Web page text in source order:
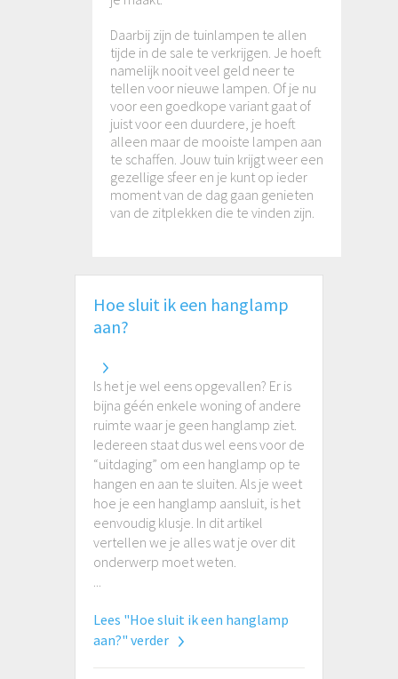
Daarbij zijn de tuinlampen te allen
tijde in de sale te verkrijgen. Je hoeft
namelijk nooit veel geld neer te
tellen voor nieuwe lampen. Of je nu
voor een goedkope variant gaat of
juist voor een duurdere, je hoeft
alleen maar de mooiste lampen aan
te schaffen. Jouw tuin krijgt weer een
gezellige sfeer en je kunt op ieder
moment van de dag gaan genieten
van de zitplekken die te vinden zijn.
Hoe sluit ik een hanglamp
aan?
Is het je wel eens opgevallen? Er is
bijna géén enkele woning of andere
ruimte waar je geen hanglamp ziet.
Iedereen staat dus wel eens voor de
“uitdaging” om een hanglamp op te
hangen en aan te sluiten. Als je weet
hoe je een hanglamp aansluit, is het
eenvoudig klusje. In dit artikel
vertellen we je alles wat je over dit
onderwerp moet weten.
...
Lees "Hoe sluit ik een hanglamp
aan?" verder